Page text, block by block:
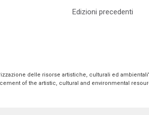
Edizioni precedenti
delle risorse artistiche, culturali ed ambientali"
of the artistic, cultural and environmental